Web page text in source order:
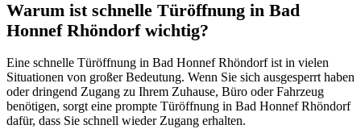
Warum ist schnelle Türöffnung in Bad
Honnef Rhöndorf wichtig?​
Eine schnelle Türöffnung in Bad Honnef Rhöndorf ist in vielen
Situationen von großer Bedeutung.​ Wenn Sie sich ausgesperrt haben
oder dringend Zugang zu Ihrem Zuhause, Büro oder Fahrzeug
benötigen, sorgt eine prompte Türöffnung in Bad Honnef Rhöndorf
dafür, dass Sie schnell wieder Zugang erhalten.